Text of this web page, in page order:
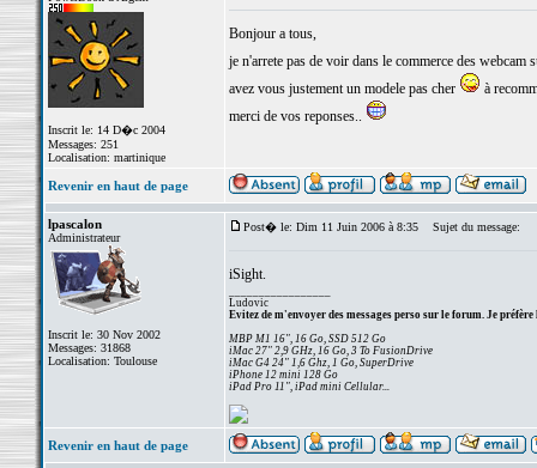
Inscrit le: 14 D�c 2004
Messages: 251
Localisation: martinique
Bonjour a tous,
je n'arrete pas de voir dans le commerce des
avez vous justement un modele pas cher
à
merci de vos reponses..
Revenir en haut de page
lpascalon
Administrateur
Inscrit le: 30 Nov 2002
Messages: 31868
Localisation: Toulouse
Post� le: Dim 11 Juin 2006 à 8:35 Sujet du message:
iSight.
Ludovic
Evitez de m'envoyer des messages perso sur le forum. Je préfère
MBP M1 16", 16 Go, SSD 512 Go
iMac 27" 2,9 GHz, 16 Go, 3 To FusionDrive
iMac G4 24" 1,6 Ghz, 1 Go, SuperDrive
iPhone 12 mini 128 Go
iPad Pro 11", iPad mini Cellular...
Revenir en haut de page